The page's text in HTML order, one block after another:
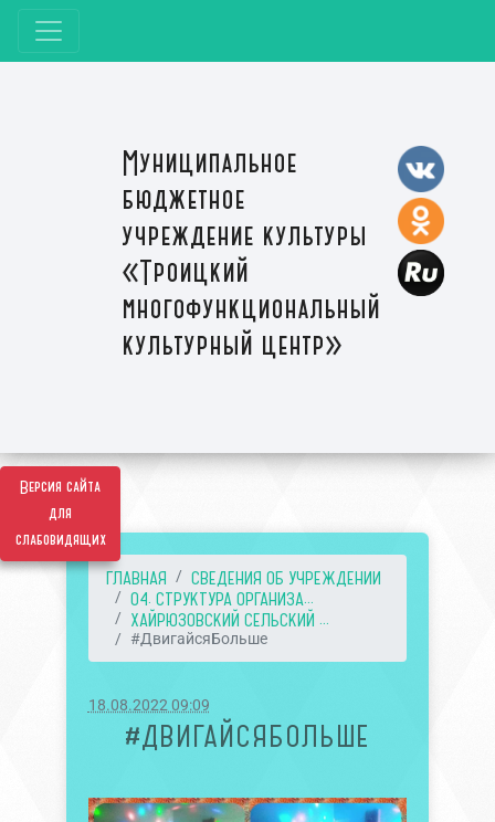
Версия сайта
для
слабовидящих
Муниципальное
бюджетное
учреждение культуры
«Троицкий
многофункциональный
культурный центр»
ГЛАВНАЯ
СВЕДЕНИЯ ОБ УЧРЕЖДЕНИИ
04. СТРУКТУРА ОРГАНИЗА...
ХАЙРЮЗОВСКИЙ СЕЛЬСКИЙ ...
#ДвигайсяБольше
18.08.2022 09:09
#ДВИГАЙСЯБОЛЬШЕ